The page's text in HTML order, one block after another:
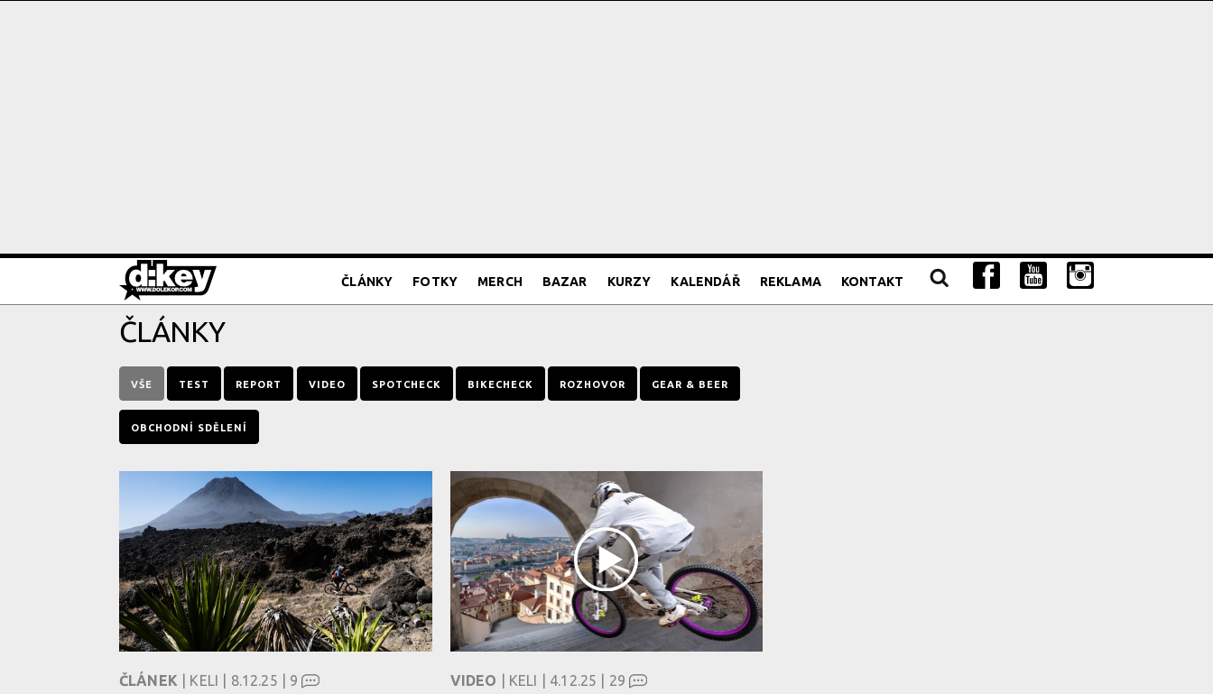
ČLÁNKY FOTKY MERCH BAZAR KURZY KALENDÁŘ REKLAMA KONTAKT
ČLÁNKY
VŠE TEST REPORT VIDEO SPOTCHECK BIKECHECK ROZHOVOR GEAR & BEER
OBCHODNÍ SDĚLENÍ
ČLÁNEK | KELI | 8.12.25 | 9 VIDEO | KELI | 4.12.25 | 29